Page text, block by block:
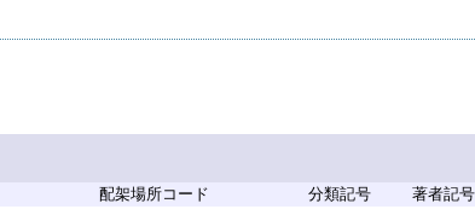
配架場所コード 分類記号 著者記号